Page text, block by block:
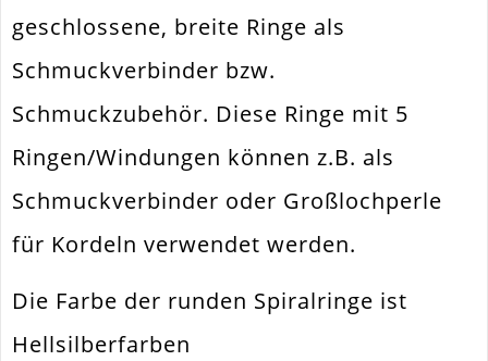
Funktion Bindering
Spezifikation Geschlossener Ring
Verwendung
Halsketten. Armbänder. Ohrringe.
Größe
Außen
Breite
geschlossene, breite Ringe als
Schmuckverbinder bzw.
Schmuckzubehör. Diese Ringe mit 5
Ringen/Windungen können z.B. als
Schmuckverbinder oder Großlochperle
für Kordeln verwendet werden.
Die Farbe der runden Spiralringe ist
Hellsilberfarben